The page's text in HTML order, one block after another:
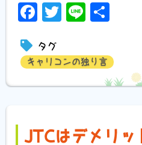
Facebook
Twitter
Line
タグ
キャリコンの独り言
JTCはデメリッ